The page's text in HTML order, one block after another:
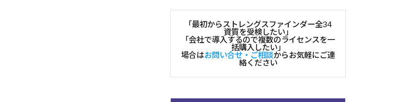
「最初からストレングスファインダー全34
資質を受検したい」
「会社で導入するので複数のライセンスを一
括購入したい」
場合はお問い合せ・ご相談からお気軽にご連
絡ください